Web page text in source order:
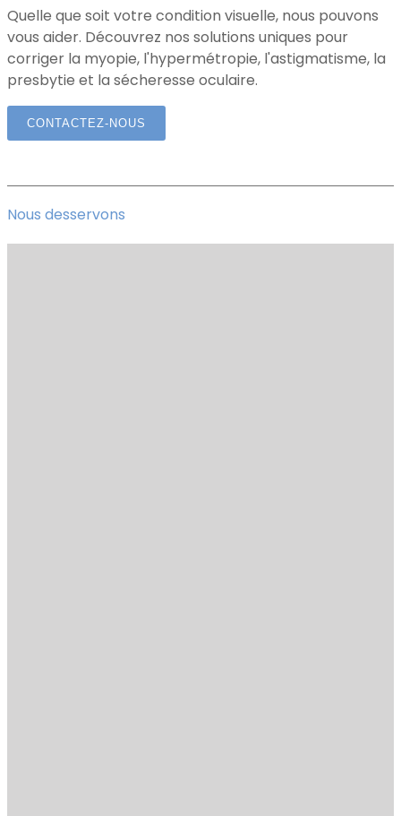
Quelle que soit votre condition visuelle, nous pouvons
vous aider. Découvrez nos solutions uniques pour
corriger la myopie, l'hypermétropie, l'astigmatisme, la
presbytie et la sécheresse oculaire.
CONTACTEZ-NOUS
Nous desservons